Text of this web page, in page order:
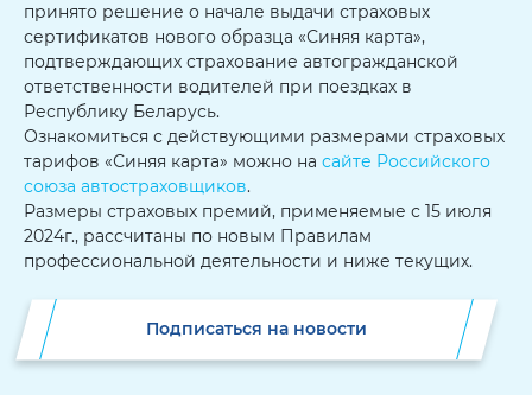
принято решение о начале выдачи страховых
сертификатов нового образца «Синяя карта»,
подтверждающих страхование автогражданской
ответственности водителей при поездках в
Республику Беларусь.
Ознакомиться с действующими размерами страховых
тарифов «Синяя карта» можно на сайте Российского
союза автостраховщиков.
Размеры страховых премий, применяемые с 15 июля
2024г., рассчитаны по новым Правилам
профессиональной деятельности и ниже текущих.
Подписаться на новости